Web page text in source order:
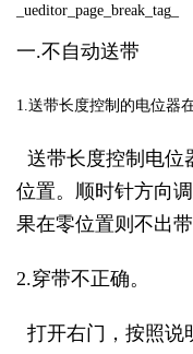
_ueditor_page_break_tag_
一.不自动送带
1.送带长度控制的电位器
送带长度控制电位
位置。顺时针方向
果在零位置则不出带
2.穿带不正确。
打开右门，按照说